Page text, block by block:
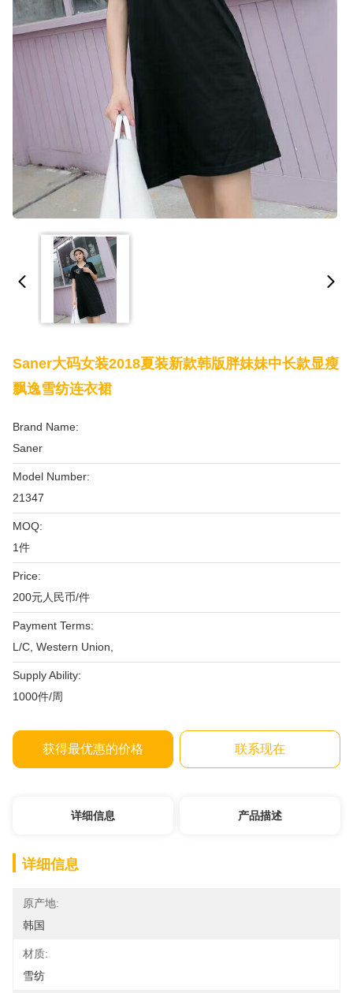
Saner大码女装2018夏装新款韩版胖妹妹中长款显瘦
飘逸雪纺连衣裙
Brand Name:
Saner
Model Number:
21347
MOQ:
1件
Price:
200元人民币/件
Payment Terms:
L/C, Western Union,
Supply Ability:
1000件/周
获得最优惠的价格 联系现在
详细信息 产品描述
详细信息
原产地:
韩国
材质:
雪纺